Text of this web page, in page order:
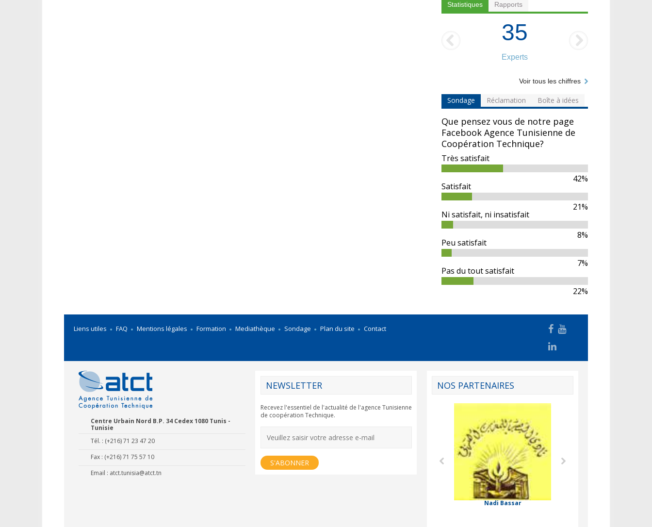
Statistiques Rapports
35
Experts
Voir tous les chiffres
Sondage Réclamation Boîte à idées
Que pensez vous de notre page
Facebook Agence Tunisienne de
Coopération Technique?
Très satisfait
42%
Satisfait
21%
Ni satisfait, ni insatisfait
8%
Peu satisfait
7%
Pas du tout satisfait
22%
Liens utiles FAQ Mentions légales Formation Mediathèque Sondage Plan du site Contact
NOS PARTENAIRES
Institut National de la
Statistique
Nadi Bassar
Centre Urbain Nord B.P. 34 Cedex 1080 Tunis -
Tunisie
Tél. : (+216) 71 23 47 20
Fax : (+216) 71 75 57 10
Email : atct.tunisia@atct.tn
NEWSLETTER
Recevez l'essentiel de l'actualité de l'agence Tunisienne
de coopération Technique.